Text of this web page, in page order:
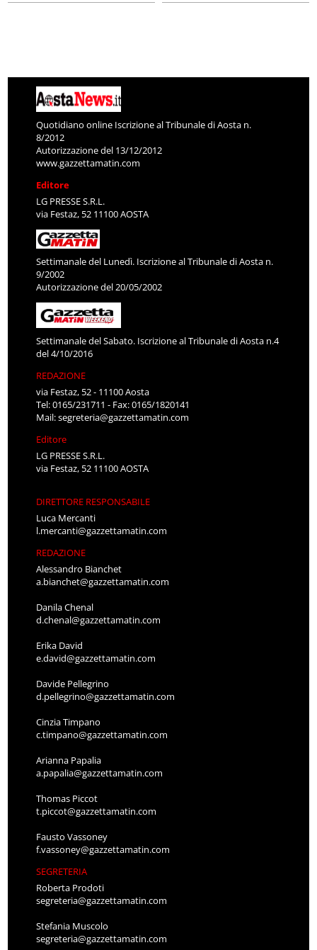
Quotidiano online Iscrizione al Tribunale di Aosta n.
8/2012
Autorizzazione del 13/12/2012
www.gazzettamatin.com
Editore
LG PRESSE S.R.L.
via Festaz, 52 11100 AOSTA
Settimanale del Lunedì. Iscrizione al Tribunale di Aosta n.
9/2002
Autorizzazione del 20/05/2002
Settimanale del Sabato. Iscrizione al Tribunale di Aosta n.4
del 4/10/2016
REDAZIONE
via Festaz, 52 - 11100 Aosta
Tel: 0165/231711 - Fax: 0165/1820141
Mail:segreteria@gazzettamatin.com
Editore
LG PRESSE S.R.L.
via Festaz, 52 11100 AOSTA
DIRETTORE RESPONSABILE
Luca Mercanti
l.mercanti@gazzettamatin.com
REDAZIONE
Alessandro Bianchet
a.bianchet@gazzettamatin.com
Danila Chenal
d.chenal@gazzettamatin.com
Erika David
e.david@gazzettamatin.com
Davide Pellegrino
d.pellegrino@gazzettamatin.com
Cinzia Timpano
c.timpano@gazzettamatin.com
Arianna Papalia
a.papalia@gazzettamatin.com
Thomas Piccot
t.piccot@gazzettamatin.com
Fausto Vassoney
f.vassoney@gazzettamatin.com
SEGRETERIA
Roberta Prodoti
segreteria@gazzettamatin.com
Stefania Muscolo
segreteria@gazzettamatin.com